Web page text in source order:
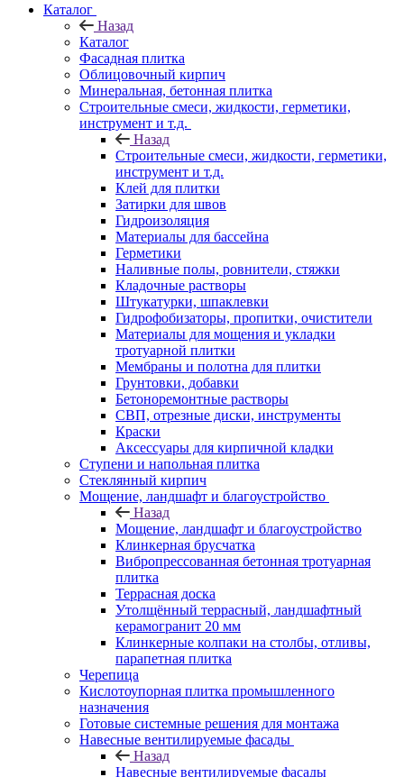
Каталог
Назад
Каталог
Фасадная плитка
Облицовочный кирпич
Минеральная, бетонная плитка
Строительные смеси, жидкости, герметики,
инструмент и т.д.
Назад
Строительные смеси, жидкости, герметики,
инструмент и т.д.
Клей для плитки
Затирки для швов
Гидроизоляция
Материалы для бассейна
Герметики
Наливные полы, ровнители, стяжки
Кладочные растворы
Штукатурки, шпаклевки
Гидрофобизаторы, пропитки, очистители
Материалы для мощения и укладки
тротуарной плитки
Мембраны и полотна для плитки
Грунтовки, добавки
Бетоноремонтные растворы
СВП, отрезные диски, инструменты
Краски
Аксессуары для кирпичной кладки
Ступени и напольная плитка
Cтеклянный кирпич
Мощение, ландшафт и благоустройство
Назад
Мощение, ландшафт и благоустройство
Клинкерная брусчатка
Вибропрессованная бетонная тротуарная
плитка
Террасная доска
Утолщённый террасный, ландшафтный
керамогранит 20 мм
Клинкерные колпаки на столбы, отливы,
парапетная плитка
Черепица
Кислотоупорная плитка промышленного
назначения
Готовые системные решения для монтажа
Навесные вентилируемые фасады
Назад
Навесные вентилируемые фасады